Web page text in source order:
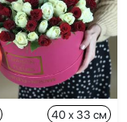
40 x 33 см